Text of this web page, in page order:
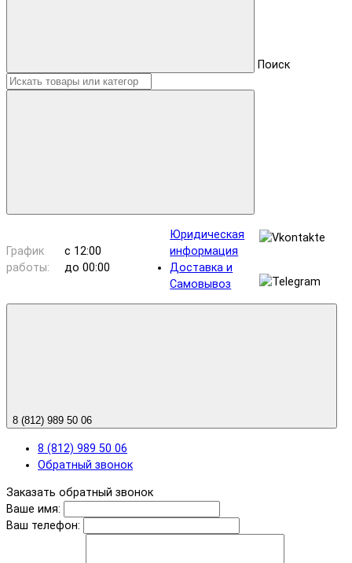
Поиск
График
работы:
с 12:00
до 00:00
Юридическая
информация
Доставка и
Самовывоз
8 (812) 989 50 06
8 (812) 989 50 06
Обратный звонок
Заказать обратный звонок
Ваше имя:
Ваш телефон: